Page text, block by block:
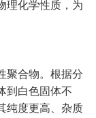
理化学性质，为
聚合物。根据分
到白色固体不
纯度更高、杂质